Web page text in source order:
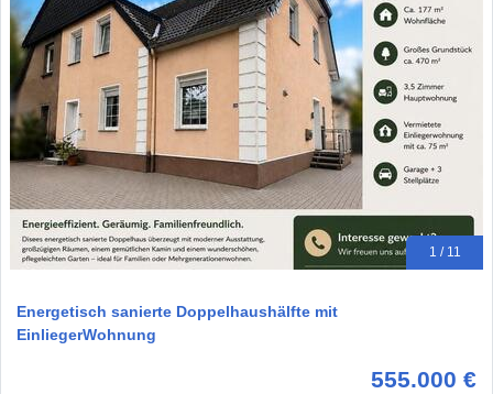
1 / 11
Energetisch sanierte Doppelhaushälfte mit
EinliegerWohnung
555.000 €